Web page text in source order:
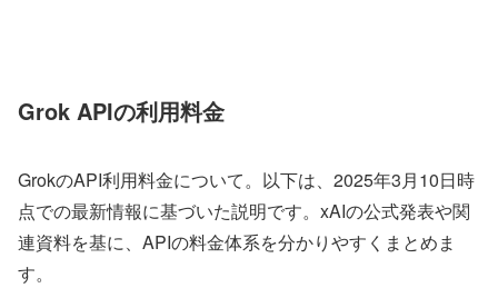
Grok APIの利用料金
GrokのAPI利用料金について。以下は、2025年3月10日時
点での最新情報に基づいた説明です。xAIの公式発表や関
連資料を基に、APIの料金体系を分かりやすくまとめま
す。